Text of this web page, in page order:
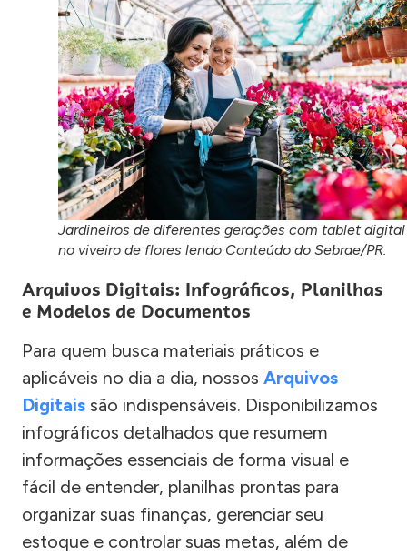
Jardineiros de diferentes gerações com tablet digital
no viveiro de flores lendo Conteúdo do Sebrae/PR.
Arquivos Digitais: Infográficos, Planilhas
e Modelos de Documentos
Para quem busca materiais práticos e
aplicáveis no dia a dia, nossos Arquivos
Digitais são indispensáveis. Disponibilizamos
infográficos detalhados que resumem
informações essenciais de forma visual e
fácil de entender, planilhas prontas para
organizar suas finanças, gerenciar seu
estoque e controlar suas metas, além de